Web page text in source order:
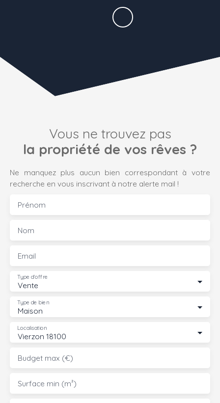
Vous ne trouvez pas
la propriété de vos rêves ?
Ne manquez plus aucun bien correspondant à votre
recherche en vous inscrivant à notre alerte mail !
Prénom
Nom
Email
Vente
Type d'offre
Maison
Type de bien
Vierzon 18100
Localisation
Budget max (€)
Surface min (m²)